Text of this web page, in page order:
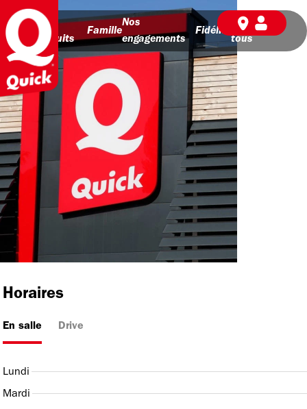
Nos
produits
Famille
Nos
engagements
Fidélité
BD pour
tous
Horaires
En salle Drive
Lundi
Mardi